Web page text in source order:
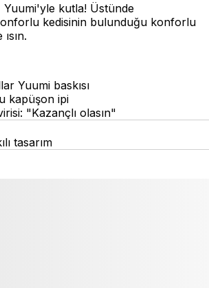
Yuumi'yle kutla! Üstünde
kedisinin bulunduğu konforlu
Yuumi baskısı
kapüşon ipi
"Kazançlı olasın"
tasarım